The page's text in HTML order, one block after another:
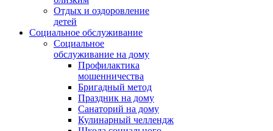
Отдых и оздоровление
детей
Социальное обслуживание
Социальное
обслуживание на дому
Профилактика
мошенничества
Бригадный метод
Праздник на дому
Санаторий на дому
Кулинарный челлендж